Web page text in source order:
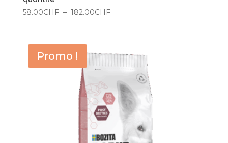
58.00CHF – 182.00CHFPlage
182.00CHF
Promo !